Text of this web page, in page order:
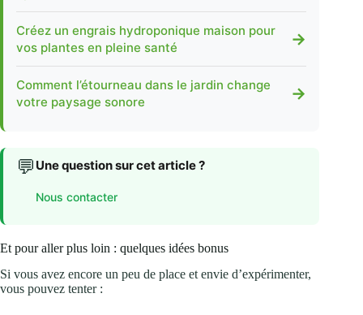
Créez un engrais hydroponique maison pour
vos plantes en pleine santé
→
Comment l’étourneau dans le jardin change
votre paysage sonore
→
💬 Une question sur cet article ?
Nous contacter
Et pour aller plus loin : quelques idées bonus
Si vous avez encore un peu de place et envie d’expérimenter,
vous pouvez tenter :